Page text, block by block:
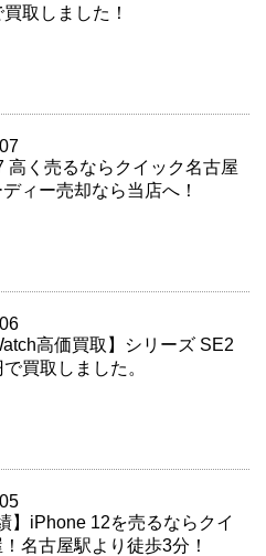
取しました！
高く売るならクイック名古屋
ィー売却なら当店へ！
高価買取】シリーズ SE2
買取しました。
】iPhone 12を売るならクイ
名古屋駅より徒歩3分！